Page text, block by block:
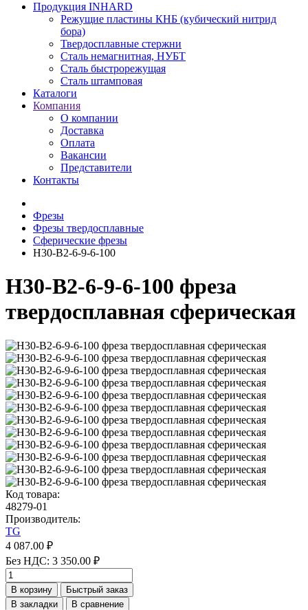
Продукция INHARD
Режущие пластины КНБ (кубический нитрид
бора)
Твердосплавные стержни
Сталь немагнитная, НУБТ
Сталь быстрорежущая
Сталь штамповая
Каталоги
Компания
О компании
Доставка
Оплата
Вакансии
Представители
Контакты
Фрезы
Фрезы твердосплавные
Сферические фрезы
H30-B2-6-9-6-100
H30-B2-6-9-6-100 фреза
твердосплавная сферическая
Код товара:
48279-01
Производитель:
TG
4 087.00 ₽
Без НДС: 3 350.00 ₽
В корзину
Быстрый заказ
В закладки
В сравнение